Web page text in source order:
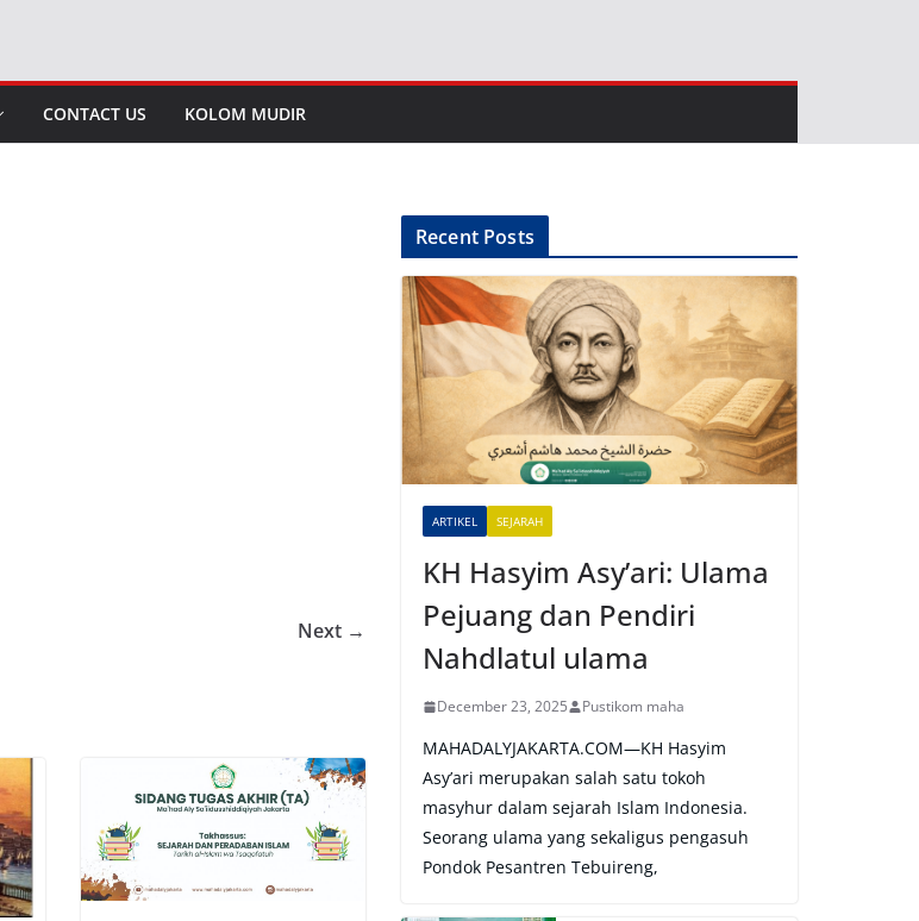
CONTACT US KOLOM MUDIR
Next →
Recent Posts
ARTIKEL SEJARAH
KH Hasyim Asy’ari: Ulama
Pejuang dan Pendiri
Nahdlatul ulama
December 23, 2025 Pustikom maha
MAHADALYJAKARTA.COM—KH Hasyim
Asy’ari merupakan salah satu tokoh
masyhur dalam sejarah Islam Indonesia.
Seorang ulama yang sekaligus pengasuh
Pondok Pesantren Tebuireng,